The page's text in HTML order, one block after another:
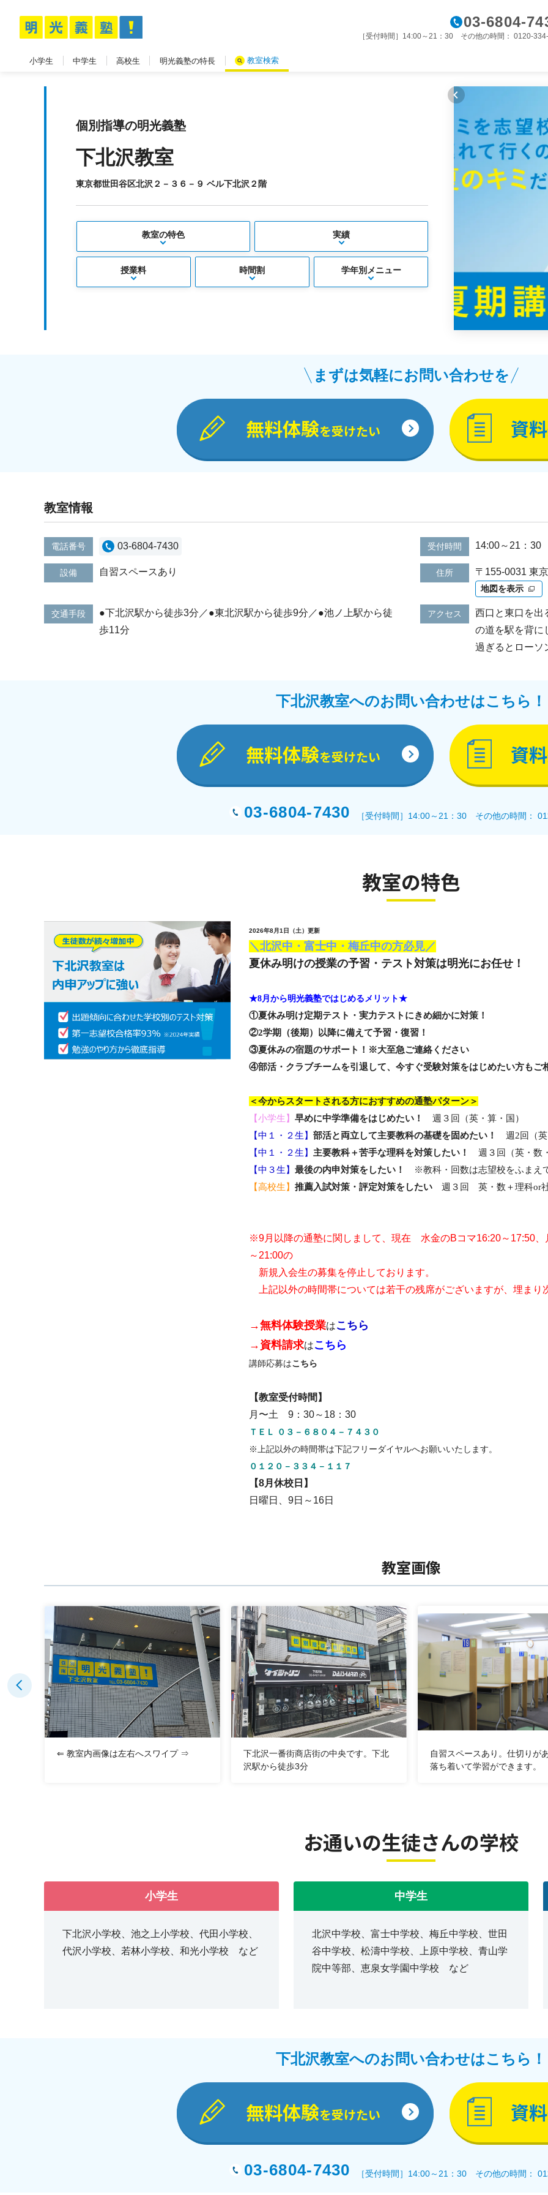
03-6804-
［受付時間］14:00～21：30 その他の時間： 0120-
高校生
中学生
小学生 明光義塾の特長 教室検索
個別指導の明光義塾
下北沢教室
東京都世田谷区北沢２－３６－９ ベル下北沢２階
教室の特色 実績
授業料 時間割 学年別メニュー
まずは気軽にお問い合わせを
無料体験を受けたい 資料
教室情報
電話番号 03-6804-7430 受付時間 14:00～21：30
設備 自習スペースあり 住所 〒155-0031 東
地図を表示
交通手段
●下北沢駅から徒歩3分／●東北沢駅から徒歩9分／●池ノ上駅から徒
歩11分
アクセス
西口と東口を出
の道を駅を背に
過ぎるとローソ
下北沢教室へのお問い合わせはこちら！
無料体験を受けたい 資料
03-6804-7430 ［受付時間］14:00～21：30 その他の時間：
教室の特色
2026年8月1日（土）更新
＼北沢中・富士中・梅丘中の方必見／
夏休み明けの授業の予習・テスト対策は明光にお任せ！
★8月から明光義塾ではじめるメリット★
①夏休み明け定期テスト・実力テストにきめ細かに対策！
②2学期（後期）以降に備えて予習・復習！
③夏休みの宿題のサポート！※大至急ご連絡ください
④部活・クラブチームを引退して、今すぐ受験対策をはじめたい方もご
＜今からスタートされる方におすすめの通塾パターン＞
【小学生】早めに中学準備をはじめたい！
週３回（英・算・国）
【中１・２生】部活と両立して主要教科の基礎を固めたい！
週2回（英
【中１・２生】 主要教科＋苦手な理科を対策したい！週３回（英・数
【中３生】最後の内申対策をしたい！
※教科・回数は志望校をふまえ
【高校生】推薦入試対策・評定対策をしたい 週３回 英・数＋理科or
※9月以降の通塾に関しまして、現在 水金のBコマ16:20～17:50、
～21:00の
新規入会生の募集を停止しております。
上記以外の時間帯については若干の残席がございますが、埋まり
→無料体験授業はこちら
→資料請求はこちら
講師応募はこちら
【教室受付時間】
月〜土 9：30～18：30
ＴＥＬ ０３－６８０４－７４３０
※上記以外の時間帯は下記フリーダイヤルへお願いいたします。
０１２０－３３４－１１７
【8月休校日】
日曜日、9日～16日
教室画像
⇐ 教室内画像は左右へスワイプ ⇒
下北沢一番街商店街の中央です。下北
沢駅から徒歩3分
自習スペースあり。仕切りが
落ち着いて学習ができます。
お通いの生徒さんの学校
中学生
北沢中学校、富士中学校、梅丘中学校、世田
谷中学校、松濤中学校、上原中学校、青山学
院中等部、恵泉女学園中学校 など
小学生
下北沢小学校、池之上小学校、代田小学校、
代沢小学校、若林小学校、和光小学校 など
下北沢教室へのお問い合わせはこちら！
無料体験を受けたい 資料
03-6804-7430 ［受付時間］14:00～21：30 その他の時間：